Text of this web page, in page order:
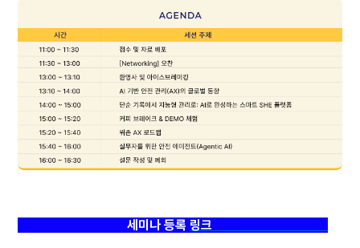
세미나 등록 링크